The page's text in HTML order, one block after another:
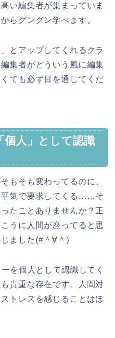
い編集者が集まっていま
らグングン学べます。
とアップしてくれるクラ
集者がどういう風に編集
ても必ず目を通してくだ
人」として認識
もそも変わってるのに、
平気で要求してくる……そ
たことありませんか？正
うに人間が座ってると思
ました(#＾∀＾)
を個人として認識してく
貴重な存在です。人間対
トレスを感じることはほ